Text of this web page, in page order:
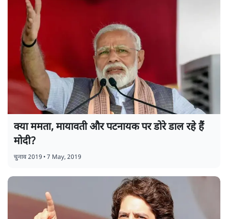
क्या ममता, मायावती और पटनायक पर डोरे डाल रहे हैं
मोदी?
चुनाव 2019 •7 May, 2019